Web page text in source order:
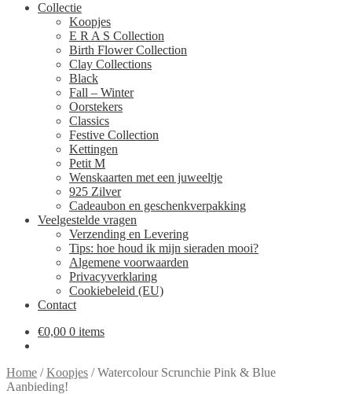
Collectie
Koopjes
E R A S Collection
Birth Flower Collection
Clay Collections
Black
Fall – Winter
Oorstekers
Classics
Festive Collection
Kettingen
Petit M
Wenskaarten met een juweeltje
925 Zilver
Cadeaubon en geschenkverpakking
Veelgestelde vragen
Verzending en Levering
Tips: hoe houd ik mijn sieraden mooi?
Algemene voorwaarden
Privacyverklaring
Cookiebeleid (EU)
Contact
€0,00 0 items
Home /Koopjes /Watercolour Scrunchie Pink & Blue
Aanbieding!